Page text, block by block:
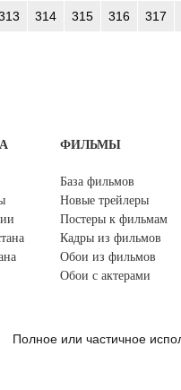
314 315 316 317
ФИЛЬМЫ
База фильмов
Новые трейлеры
Постеры к фильмам
Кадры из фильмов
Обои из фильмов
Обои с актерами
Полное или частичное